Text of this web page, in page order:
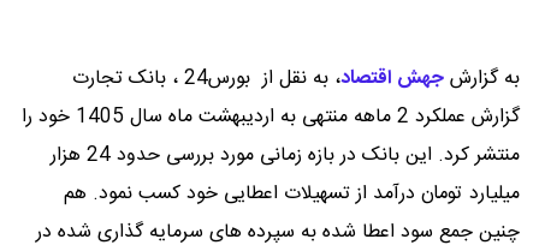
به گزارشجهش اقتصاد،
به نقل از بورس24 ، بانک تجارت
گزارش عملکرد 2 ماهه منتهی به اردیبهشت ماه سال 1405 خود را
منتشر کرد. این بانک در بازه زمانی مورد بررسی حدود 24 هزار
میلیارد تومان درآمد از تسهیلات اعطایی خود کسب نمود. هم
چنین جمع سود اعطا شده به سپرده های سرمایه گذاری شده در